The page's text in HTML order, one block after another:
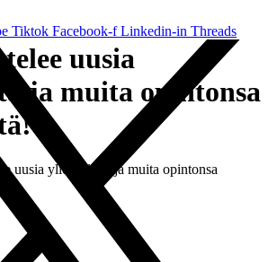
Tiktok Facebook-f Linkedin-in Threads
uusia
ja muita opintonsa
uusia ylioppilaita ja muita opintonsa